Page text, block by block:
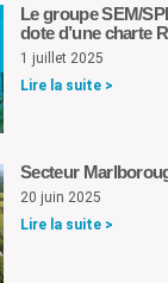
Le groupe SEM/
dote d’une charte
1 juillet 2025
Lire la suite >
Secteur
20 juin 2025
Lire la suite >